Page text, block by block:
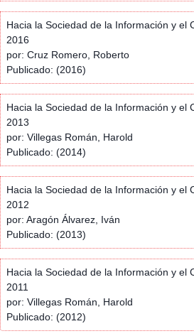
Hacia la Sociedad de la Información y el
2016
por: Cruz Romero, Roberto
Publicado: (2016)
Hacia la Sociedad de la Información y el
2013
por: Villegas Román, Harold
Publicado: (2014)
Hacia la Sociedad de la Información y el
2012
por: Aragón Álvarez, Iván
Publicado: (2013)
Hacia la Sociedad de la Información y el
2011
por: Villegas Román, Harold
Publicado: (2012)